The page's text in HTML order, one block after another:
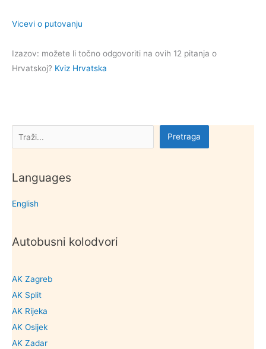
Pretraga Pretraga
Languages
English
Autobusni kolodvori
AK Zagreb
AK Split
AK Rijeka
AK Osijek
AK Zadar
Vicevi o putovanju
Izazov: možete li točno odgovoriti na ovih 12 pitanja o
Hrvatskoj? Kviz Hrvatska